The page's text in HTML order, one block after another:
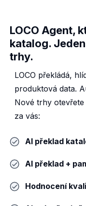
LOCO Agent,
katalog.
trhy.
LOCO překládá,
produktová data.
Nové trhy otevřete
za vás:
AI překlad
AI překlad +
Hodnocení